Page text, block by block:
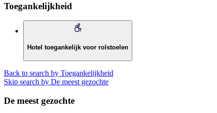
Toegankelijkheid
Hotel toegankelijk voor rolstoelen
Back to search by Toegankelijkheid
Skip search by De meest gezochte
De meest gezochte